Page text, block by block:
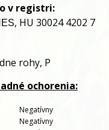
v registri:
, HU 30024 4202 7
rohy, P
ochorenia:
Negatívny
Negatívny